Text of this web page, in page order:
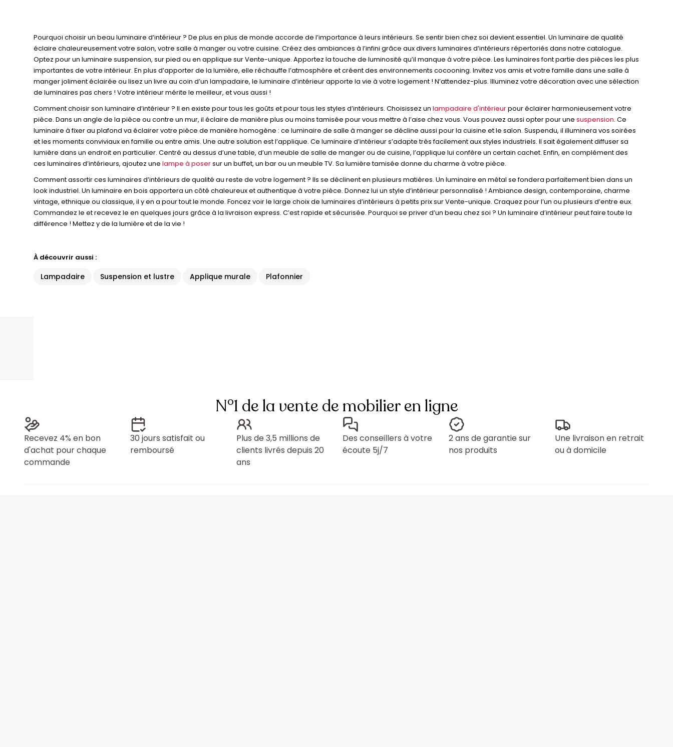
Pourquoi choisir un beau luminaire d’intérieur ? De plus en plus de monde accorde de l’importance à leurs intérieurs. Se sentir bien chez soi devient essentiel. Un luminaire de qualité
éclaire chaleureusement votre salon, votre salle à manger ou votre cuisine. Créez des ambiances à l’infini grâce aux divers luminaires d’intérieurs répertoriés dans notre catalogue.
Optez pour un luminaire suspension, sur pied ou en applique sur Vente-unique. Apportez la touche de luminosité qu’il manque à votre pièce. Les luminaires font partie des pièces les plus
importantes de votre intérieur. En plus d’apporter de la lumière, elle réchauffe l’atmosphère et créent des environnements cocooning. Invitez vos amis et votre famille dans une salle à
manger joliment éclairée ou lisez un livre au coin d’un lampadaire, le luminaire d’intérieur apporte la vie à votre logement ! N’attendez-plus. Illuminez votre décoration avec une sélection
de luminaires pas chers ! Votre intérieur mérite le meilleur, et vous aussi !
Comment choisir son luminaire d’intérieur ? Il en existe pour tous les goûts et pour tous les styles d’intérieurs. Choisissez unlampadaire d'intérieurpour éclairer harmonieusement votre
pièce. Dans un angle de la pièce ou contre un mur, il éclaire de manière plus ou moins tamisée pour vous mettre à l’aise chez vous. Vous pouvez aussi opter pour unesuspension. Ce
luminaire à fixer au plafond va éclairer votre pièce de manière homogène : ce luminaire de salle à manger se décline aussi pour la cuisine et le salon. Suspendu, il illuminera vos soirées
et les moments conviviaux en famille ou entre amis. Une autre solution est l’applique. Ce luminaire d’intérieur s’adapte très facilement aux styles industriels. Il sait également diffuser sa
lumière dans un endroit en particulier. Centré au dessus d’une table, d’un meuble de salle de manger ou de cuisine, l’applique lui confère un certain cachet. Enfin, en complément des
ces luminaires d’intérieurs, ajoutez unelampe à posersur un buffet, un bar ou un meuble TV. Sa lumière tamisée donne du charme à votre pièce.
Comment assortir ces luminaires d’intérieurs de qualité au reste de votre logement ? Ils se déclinent en plusieurs matières. Un luminaire en métal se fondera parfaitement bien dans un
look industriel. Un luminaire en bois apportera un côté chaleureux et authentique à votre pièce. Donnez lui un style d’intérieur personnalisé ! Ambiance design, contemporaine, charme
vintage, ethnique ou classique, il y en a pour tout le monde. Foncez voir le large choix de luminaires d’intérieurs à petits prix sur Vente-unique. Craquez pour l’un ou plusieurs d’entre eux.
Commandez le et recevez le en quelques jours grâce à la livraison express. C’est rapide et sécurisée. Pourquoi se priver d’un beau chez soi ? Un luminaire d’intérieur peut faire toute la
différence ! Mettez y de la lumière et de la vie !
À découvrir aussi :
Lampadaire Suspension et lustre Applique murale Plafonnier
N°1 de la vente de mobilier en ligne
Recevez 4% en bon
d'achat pour chaque
commande
30 jours satisfait ou
remboursé
Plus de 3,5 millions de
clients livrés depuis 20
ans
Des conseillers à votre
écoute 5j/7
2 ans de garantie sur
nos produits
Une livraison en retrait
ou à domicile